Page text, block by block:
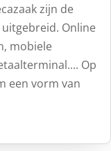
zijn de
Online
mobiele
Op
een vorm van